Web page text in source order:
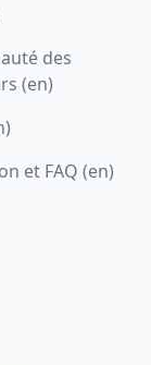
des
(en)
et FAQ (en)